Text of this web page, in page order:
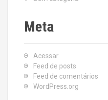
Meta
Acessar
Feed de posts
Feed de comentários
WordPress.org